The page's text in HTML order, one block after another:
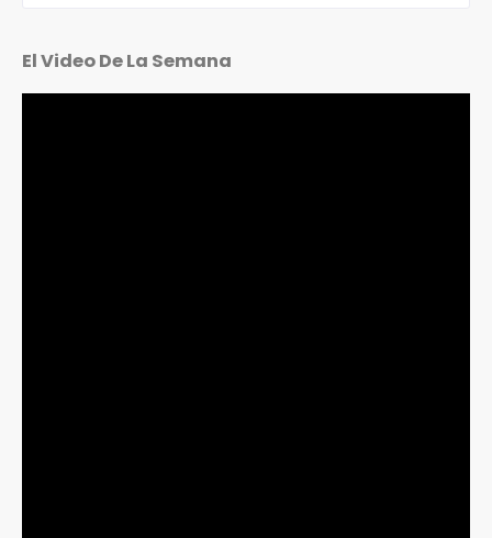
El Video De La Semana